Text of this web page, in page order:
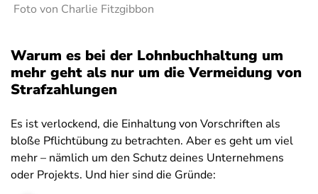
Foto von Charlie Fitzgibbon
Warum es bei der Lohnbuchhaltung um
mehr geht als nur um die Vermeidung von
Strafzahlungen
Es ist verlockend, die Einhaltung von Vorschriften als
bloße Pflichtübung zu betrachten. Aber es geht um viel
mehr – nämlich um den Schutz deines Unternehmens
oder Projekts. Und hier sind die Gründe: